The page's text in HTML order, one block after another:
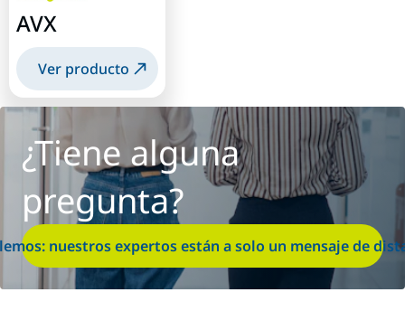
AVX
Ver producto
¿Tiene alguna
pregunta?
nuestros expertos están a solo un mensaje de